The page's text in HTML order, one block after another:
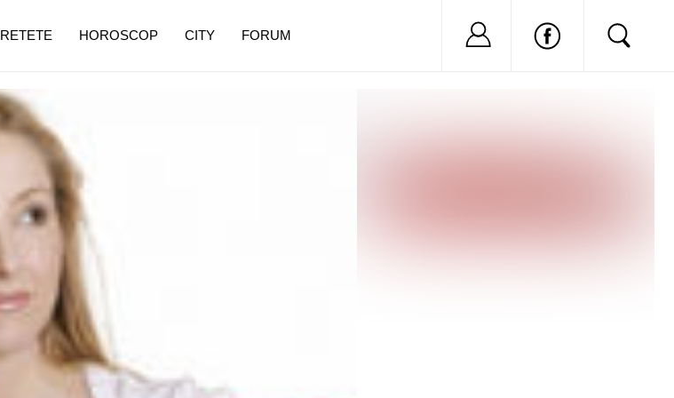
RETETE HOROSCOP CITY FORUM Nu ai cont?
de dureroasă este investigația